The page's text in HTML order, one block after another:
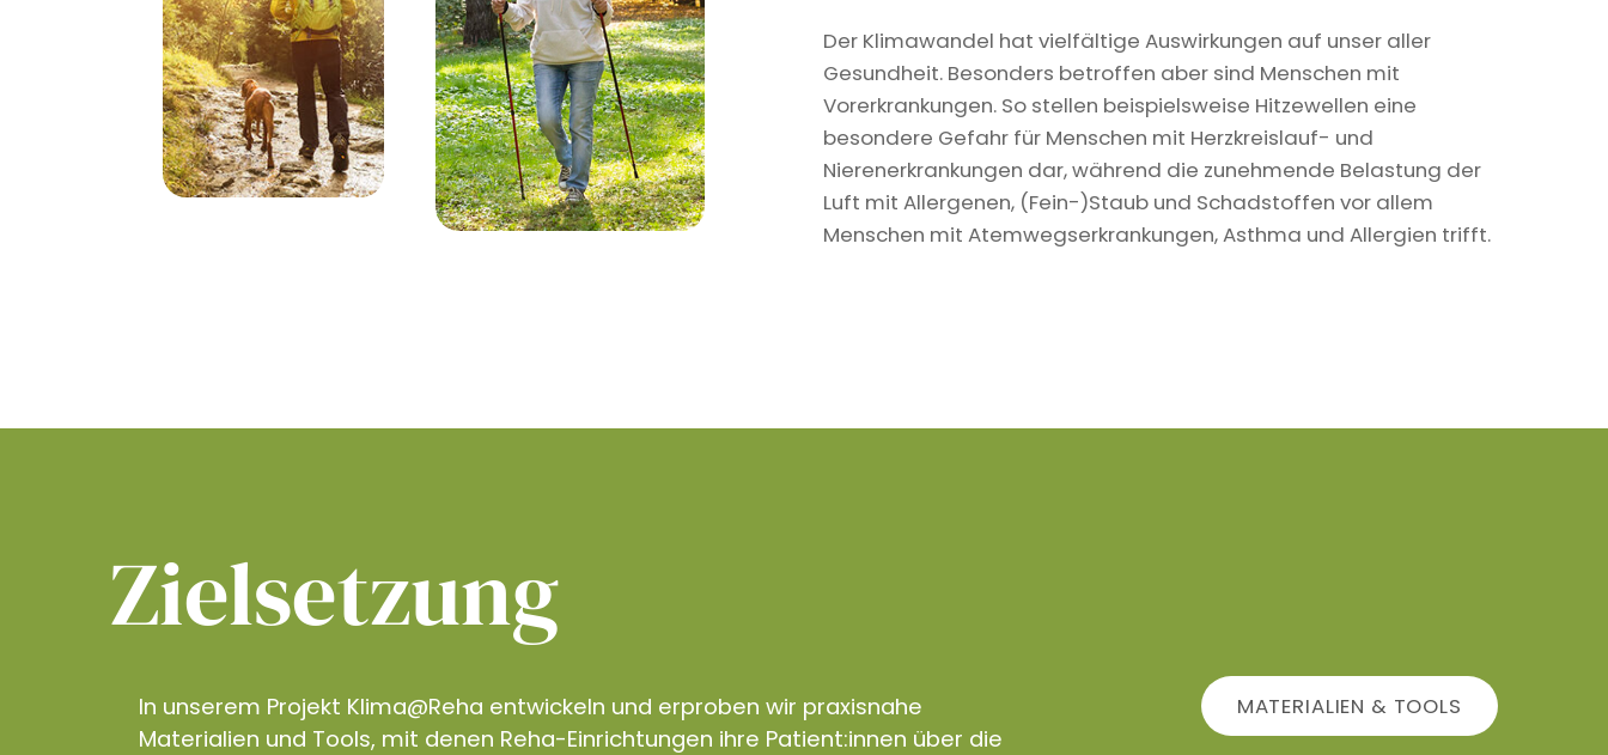
Der Klimawandel hat vielfältige Auswirkungen auf unser aller
Gesundheit. Besonders betroffen aber sind Menschen mit
Vorerkrankungen. So stellen beispielsweise Hitzewellen eine
besondere Gefahr für Menschen mit Herzkreislauf- und
Nierenerkrankungen dar, während die zunehmende Belastung der
Luft mit Allergenen, (Fein-)Staub und Schadstoffen vor allem
Menschen mit Atemwegserkrankungen, Asthma und Allergien trifft.
Zielsetzung
In unserem Projekt Klima@Reha entwickeln und erproben wir praxisnahe
Materialien und Tools, mit denen Reha-Einrichtungen ihre Patient:innen über die
MATERIALIEN & TOOLS